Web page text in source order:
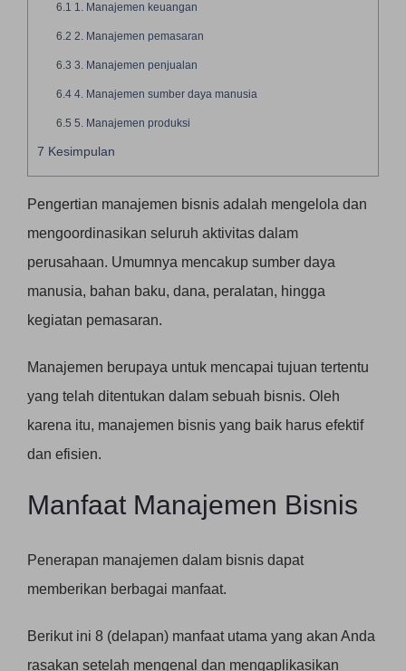
6.1 1. Manajemen keuangan
6.2 2. Manajemen pemasaran
6.3 3. Manajemen penjualan
6.44. Manajemen sumber daya manusia
6.5 5. Manajemen produksi
7 Kesimpulan
Pengertian manajemen bisnis adalah mengelola dan
mengoordinasikan seluruh aktivitas dalam
perusahaan. Umumnya mencakup sumber daya
manusia, bahan baku, dana, peralatan, hingga
kegiatan pemasaran.
Manajemen berupaya untuk mencapai tujuan tertentu
yang telah ditentukan dalam sebuah bisnis. Oleh
karena itu, manajemen bisnis yang baik harus efektif
dan efisien.
Manfaat Manajemen Bisnis
Penerapan manajemen dalam bisnis dapat
memberikan berbagai manfaat.
Berikut ini 8 (delapan) manfaat utama yang akan Anda
rasakan setelah mengenal dan mengaplikasikan